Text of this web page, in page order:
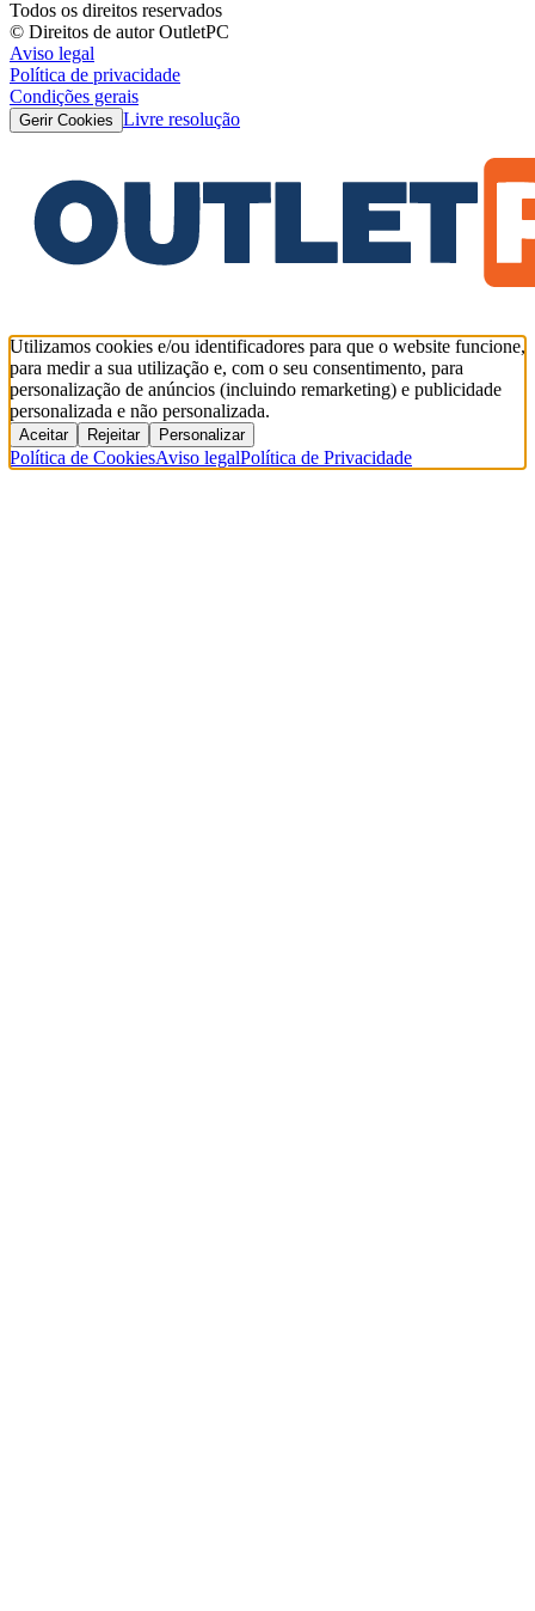
Todos os direitos reservados
© Direitos de autor OutletPC
Aviso legal
Política de privacidade
Condições gerais
Gerir Cookies Livre resolução
Utilizamos cookies e/ou identificadores para que o website funcione,
para medir a sua utilização e, com o seu consentimento, para
personalização de anúncios (incluindo remarketing) e publicidade
personalizada e não personalizada.
Aceitar Rejeitar Personalizar
Política de CookiesAviso legalPolítica de Privacidade